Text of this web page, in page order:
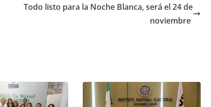
Todo listo para la Noche Blanca, será el 24 de
noviembre